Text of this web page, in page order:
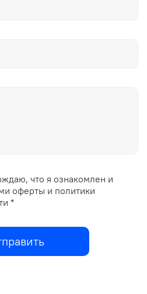
что я ознакомлен и
оферты и политики
*